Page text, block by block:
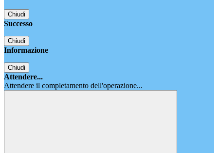
Chiudi
Successo
Chiudi
Informazione
Chiudi
Attendere...
Attendere il completamento dell'operazione...